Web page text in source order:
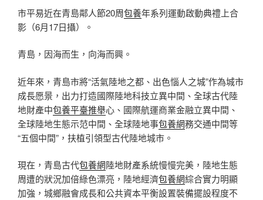
市平易近在青島鄰人節20周包養年系列運動啟動典禮上合
影（6月17日攝）。
青島，因海而生，向海而興。
近年來，青島市將“活氣陸地之都、出色惱人之城”作為城市
成長愿景，出力打造國際陸地科技立異中間、全球古代陸
地財產中包養平臺推舉心、國際航運商業金融立異中間、
全球陸地生態示范中間、全球陸地事包養網務交通中間等
“五個中間”，扶植引領型古代陸地城市。
現在，青島古代包養網陸地財產系統慢慢完美，陸地生態
周遭的狀況加倍綠色漂亮，陸地經濟包養網綜合實力明顯
加強，城鄉融會成長和公共資本平衡設置裝備擺設程度不